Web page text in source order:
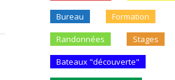
Bureau Formation
Randonnées Stages
Bateaux "découverte"